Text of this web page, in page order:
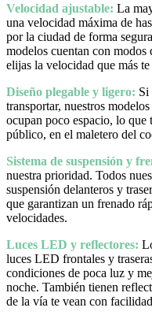
Velocidad ajustable: La
una velocidad máxima de
por la ciudad de forma
modelos cuentan con modos
elijas la velocidad que más
Diseño plegable y ligero: Si
transportar, nuestros
ocupan poco espacio, lo que
público, en el maletero del
Sistema de suspensión y
nuestra prioridad. Todos
suspensión delanteros y
que garantizan un frenado
velocidades.
Luces LED y reflectores:
luces LED frontales y
condiciones de poca luz y
noche. También tienen
de la vía te vean con